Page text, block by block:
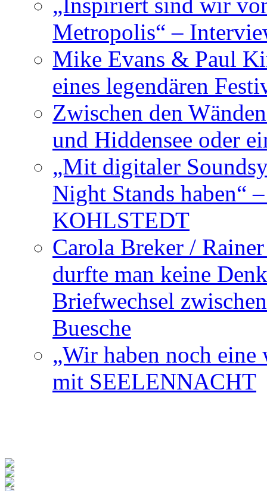
„Inspiriert sind wir
Metropolis“ –
Mike Evans & Paul
eines legendären
Zwischen den
und Hiddensee oder
„Mit digitaler
Night Stands haben“
KOHLSTEDT
Carola Breker /
durfte man keine
Briefwechsel
Buesche
„Wir haben noch
mit SEELENNACHT